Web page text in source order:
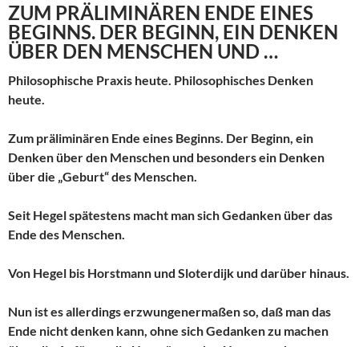
ZUM PRÄLIMINÄREN ENDE EINES
BEGINNS. DER BEGINN, EIN DENKEN
ÜBER DEN MENSCHEN UND …
Philosophische Praxis heute. Philosophisches Denken
heute.
Zum präliminären Ende eines Beginns. Der Beginn, ein
Denken über den Menschen und besonders ein Denken
über die „Geburt“ des Menschen.
Seit Hegel spätestens macht man sich Gedanken über das
Ende des Menschen.
Von Hegel bis Horstmann und Sloterdijk und darüber hinaus.
Nun ist es allerdings erzwungenermaßen so, daß man das
Ende nicht denken kann, ohne sich Gedanken zu machen